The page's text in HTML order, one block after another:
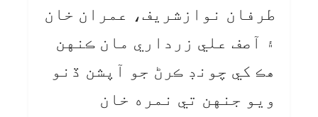
طرفان نوازشريف، عمران خان
۽ آصف علي زرداري مان ڪنهن
هڪ کي چونڊ ڪرڻ جو آپشن ڏنو
ويو جنهن تي نمره خان